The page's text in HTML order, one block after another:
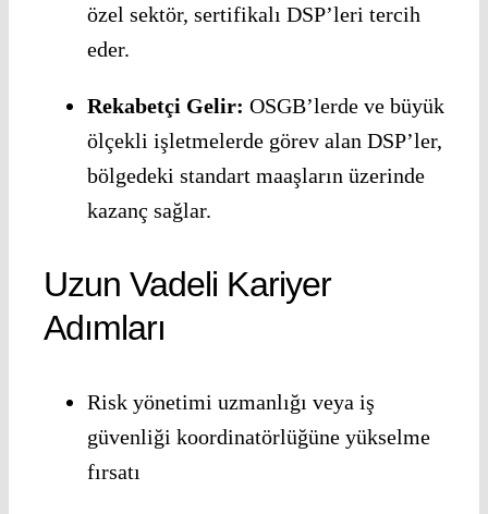
özel sektör, sertifikalı DSP’leri tercih
eder.
Rekabetçi Gelir: OSGB’lerde ve büyük
ölçekli işletmelerde görev alan DSP’ler,
bölgedeki standart maaşların üzerinde
kazanç sağlar.
Uzun Vadeli Kariyer
Adımları
Risk yönetimi uzmanlığı veya iş
güvenliği koordinatörlüğüne yükselme
fırsatı